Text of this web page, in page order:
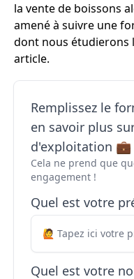
la vente de boissons
amené à suivre une
dont nous étudierons
article.
Remplissez le
en savoir plus
d'exploitation 💼
Cela ne prend que
engagement !
Quel est votre
Quel est votre